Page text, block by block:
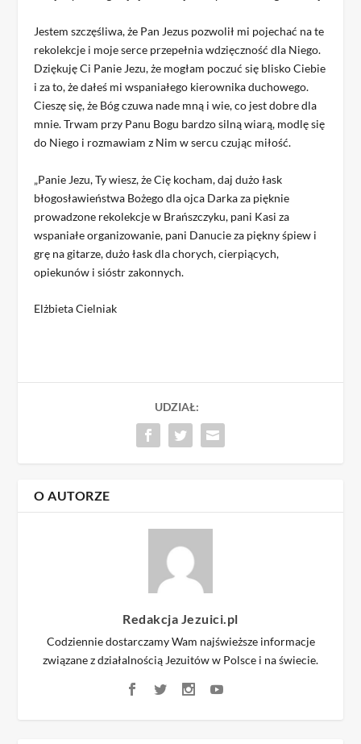
Jestem szczęśliwa, że Pan Jezus pozwolił mi pojechać na te
rekolekcje i moje serce przepełnia wdzięczność dla Niego.
Dziękuję Ci Panie Jezu, że mogłam poczuć się blisko Ciebie
i za to, że dałeś mi wspaniałego kierownika duchowego.
Cieszę się, że Bóg czuwa nade mną i wie, co jest dobre dla
mnie. Trwam przy Panu Bogu bardzo silną wiarą, modlę się
do Niego i rozmawiam z Nim w sercu czując miłość.
„Panie Jezu, Ty wiesz, że Cię kocham, daj dużo łask
błogosławieństwa Bożego dla ojca Darka za pięknie
prowadzone rekolekcje w Brańszczyku, pani Kasi za
wspaniałe organizowanie, pani Danucie za piękny śpiew i
grę na gitarze, dużo łask dla chorych, cierpiących,
opiekunów i sióstr zakonnych.
Elżbieta Cielniak
UDZIAŁ:
O AUTORZE
Redakcja Jezuici.pl
Codziennie dostarczamy Wam najświeższe informacje
związane z działalnością Jezuitów w Polsce i na świecie.